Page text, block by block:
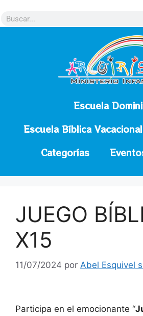
Escuela
Escuela Bíblica Vacacional
Categorías
JUEGO
X15
11/07/2024 por Abel Esquivel
Participa en el emocionante “